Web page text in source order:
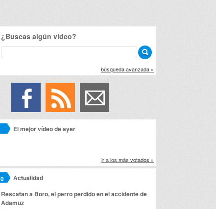
¿Buscas algún vídeo?
búsqueda avanzada »
El mejor vídeo de ayer
ir a los más votados »
Actualidad
0
Rescatan a Boro, el perro perdido en el accidente de
Adamuz